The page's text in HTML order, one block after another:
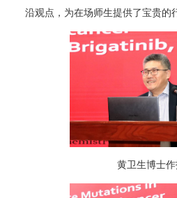
沿观点，为在场师生提供了宝贵的
黄卫生博士